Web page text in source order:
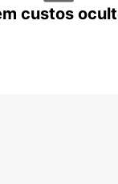
custos